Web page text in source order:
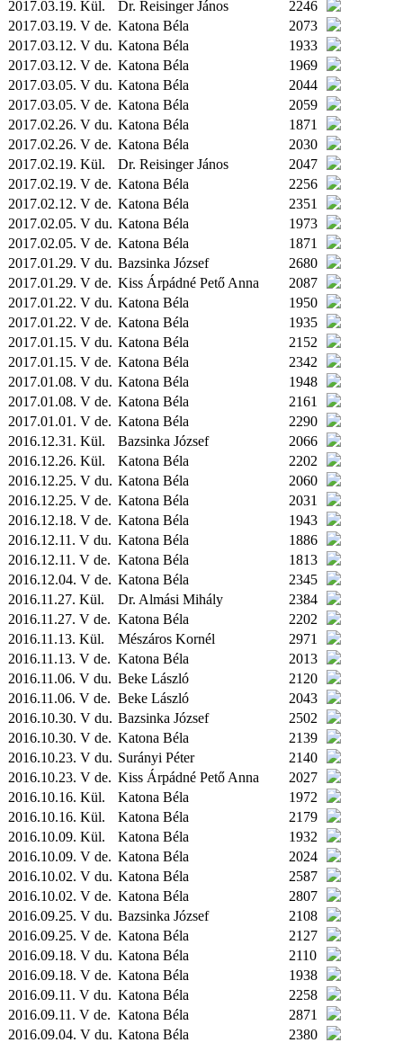
2017.03.19. Kül. Dr. Reisinger János
2246
2017.03.19. V de. Katona Béla
2073
2017.03.12. V du. Katona Béla
1933
2017.03.12. V de. Katona Béla
1969
2017.03.05. V du. Katona Béla
2044
2017.03.05. V de. Katona Béla
2059
2017.02.26. V du. Katona Béla
1871
2017.02.26. V de. Katona Béla
2030
2017.02.19. Kül. Dr. Reisinger János
2047
2017.02.19. V de. Katona Béla
2256
2017.02.12. V de. Katona Béla
2351
2017.02.05. V du. Katona Béla
1973
2017.02.05. V de. Katona Béla
1871
2017.01.29. V du. Bazsinka József
2680
2017.01.29. V de. Kiss Árpádné Pető Anna
2087
2017.01.22. V du. Katona Béla
1950
2017.01.22. V de. Katona Béla
1935
2017.01.15. V du. Katona Béla
2152
2017.01.15. V de. Katona Béla
2342
2017.01.08. V du. Katona Béla
1948
2017.01.08. V de. Katona Béla
2161
2017.01.01. V de. Katona Béla
2290
2016.12.31. Kül. Bazsinka József
2066
2016.12.26. Kül. Katona Béla
2202
2016.12.25. V du. Katona Béla
2060
2016.12.25. V de. Katona Béla
2031
2016.12.18. V de. Katona Béla
1943
2016.12.11. V du. Katona Béla
1886
2016.12.11. V de. Katona Béla
1813
2016.12.04. V de. Katona Béla
2345
2016.11.27. Kül. Dr. Almási Mihály
2384
2016.11.27. V de. Katona Béla
2202
2016.11.13. Kül. Mészáros Kornél
2971
2016.11.13. V de. Katona Béla
2013
2016.11.06. V du. Beke László
2120
2016.11.06. V de. Beke László
2043
2016.10.30. V du. Bazsinka József
2502
2016.10.30. V de. Katona Béla
2139
2016.10.23. V du. Surányi Péter
2140
2016.10.23. V de. Kiss Árpádné Pető Anna
2027
2016.10.16. Kül. Katona Béla
1972
2016.10.16. Kül. Katona Béla
2179
2016.10.09. Kül. Katona Béla
1932
2016.10.09. V de. Katona Béla
2024
2016.10.02. V du. Katona Béla
2587
2016.10.02. V de. Katona Béla
2807
2016.09.25. V du. Bazsinka József
2108
2016.09.25. V de. Katona Béla
2127
2016.09.18. V du. Katona Béla
2110
2016.09.18. V de. Katona Béla
1938
2016.09.11. V du. Katona Béla
2258
2016.09.11. V de. Katona Béla
2871
2016.09.04. V du. Katona Béla
2380